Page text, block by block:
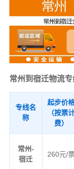
常州到宿迁物流专
专线名
称
起步价
（按票
费）
常州-
宿迁
260元/